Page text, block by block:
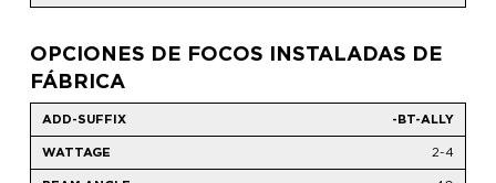
OPCIONES DE FOCOS INSTALADAS DE
FÁBRICA
-BT-ALLY
2-4